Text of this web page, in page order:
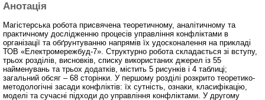
Анотація
Магістерська робота присвячена теоретичному, аналітичному та
практичному дослідженню процесів управління конфліктами в
організації та обґрунтуванню напрямів їх удосконалення на прикладі
ТОВ «Електромережбуд-7». Структурно робота складається зі вступу,
трьох розділів, висновків, списку використаних джерел із 55
найменувань та трьох додатків, містить 5 рисунків і 4 таблиці;
загальний обсяг – 68 сторінки. У першому розділі розкрито теоретико-
методологічні засади конфліктів: їх сутність, ознаки, класифікацію,
моделі та сучасні підходи до управління конфліктами. У другому